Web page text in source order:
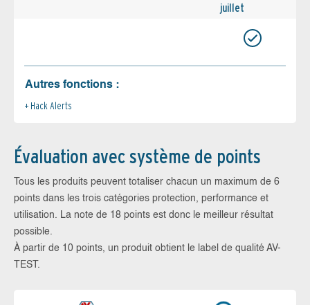
juillet
Autres fonctions :
Hack Alerts
Évaluation avec système de points
Tous les produits peuvent totaliser chacun un maximum de 6
points dans les trois catégories protection, performance et
utilisation. La note de 18 points est donc le meilleur résultat
possible.
À partir de 10 points, un produit obtient le label de qualité AV-
TEST.